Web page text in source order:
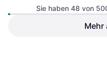
HandstaubsaugerSie haben 48 von
Mehr